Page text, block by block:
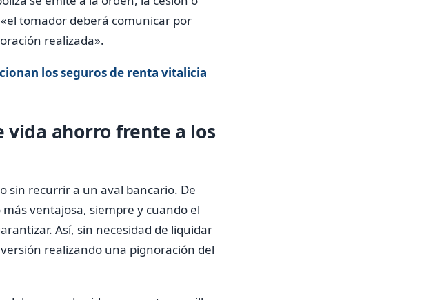
tomador deberá comunicar por
realizada».
los seguros de renta vitalicia
vida ahorro frente a los
sin recurrir a un aval bancario. De
ventajosa, siempre y cuando el
Así, sin necesidad de liquidar
realizando una pignoración del